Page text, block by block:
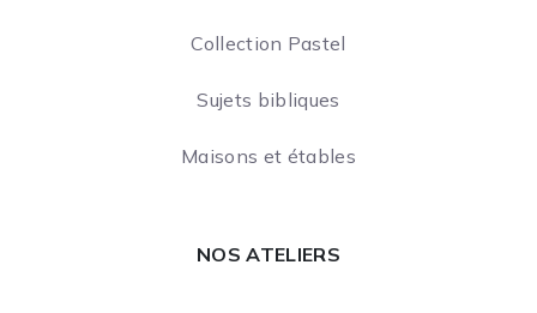
Collection Pastel
Sujets bibliques
Maisons et étables
NOS ATELIERS